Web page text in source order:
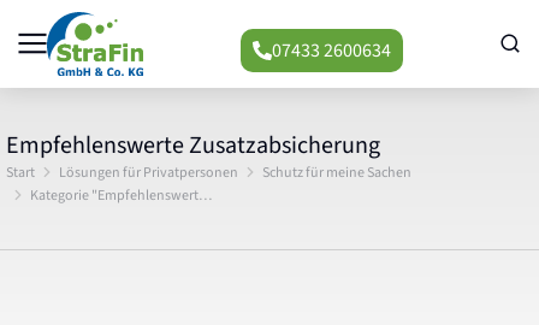
07433 2600634
Empfehlenswerte Zusatzabsicherung
Sie befinden sich hier:
Start Lösungen für Privatpersonen
Schutz für meine Sachen
Kategorie "Empfehlenswert…